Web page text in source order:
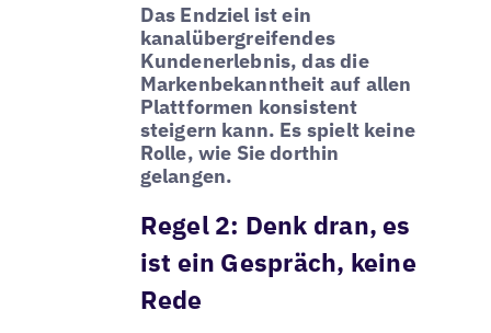
Das Endziel ist ein
kanalübergreifendes
Kundenerlebnis, das die
Markenbekanntheit auf allen
Plattformen konsistent
steigern kann. Es spielt keine
Rolle, wie Sie dorthin
gelangen.
Regel 2: Denk dran, es
ist ein Gespräch, keine
Rede